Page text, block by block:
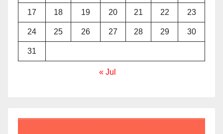
17 18 19 20 21 22 23
24 25 26 27 28 29 30
31
« Jul